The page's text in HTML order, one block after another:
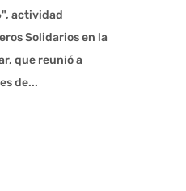
actividad
Solidarios en la
que reunió a
de...